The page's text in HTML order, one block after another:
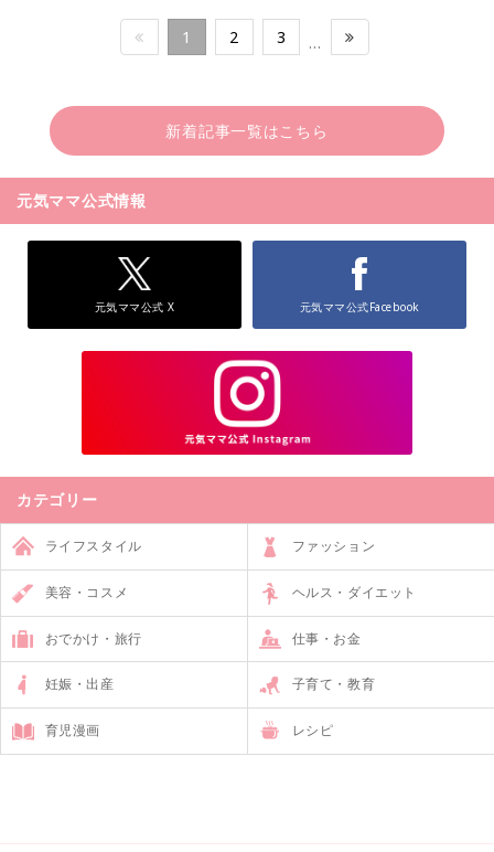
1 2 3 …
新着記事一覧はこちら
元気ママ公式情報
元気ママ公式 X 元気ママ公式Facebook
カテゴリー
ライフスタイル ファッション
美容・コスメ ヘルス・ダイエット
おでかけ・旅行 仕事・お金
妊娠・出産 子育て・教育
育児漫画 レシピ